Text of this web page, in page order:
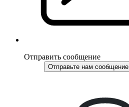
Отправить сообщение
Отправьте нам сообщение